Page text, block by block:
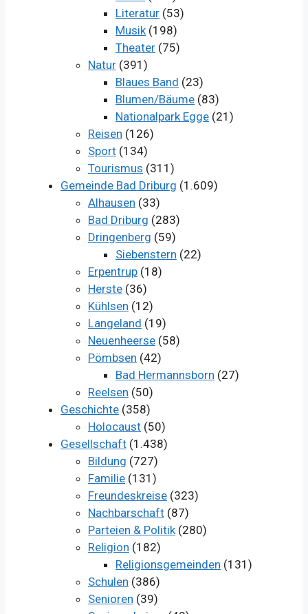
Literatur (53)
Musik (198)
Theater (75)
Natur (391)
Blaues Band (23)
Blumen/Bäume (83)
Nationalpark Egge (21)
Reisen (126)
Sport (134)
Tourismus (311)
Gemeinde Bad Driburg (1.609)
Alhausen (33)
Bad Driburg (283)
Dringenberg (59)
Siebenstern (22)
Erpentrup (18)
Herste (36)
Kühlsen (12)
Langeland (19)
Neuenheerse (58)
Pömbsen (42)
Bad Hermannsborn (27)
Reelsen (50)
Geschichte (358)
Holocaust (50)
Gesellschaft (1.438)
Bildung (727)
Familie (131)
Freundeskreise (323)
Nachbarschaft (87)
Parteien & Politik (280)
Religion (182)
Religionsgemeinden (131)
Schulen (386)
Senioren (39)